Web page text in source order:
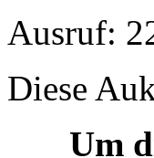
Ausruf:
Diese
Um